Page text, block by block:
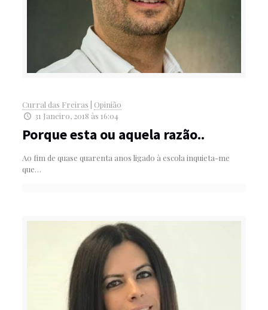
Curral das Freiras
Opinião
31 Janeiro, 2018 às 16:04
Porque esta ou aquela razão..
Ao fim de quase quarenta anos ligado à escola inquieta-me
que…